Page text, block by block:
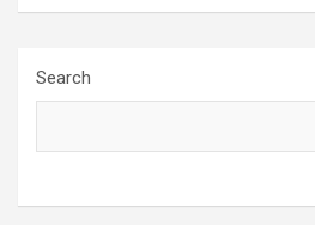
Search